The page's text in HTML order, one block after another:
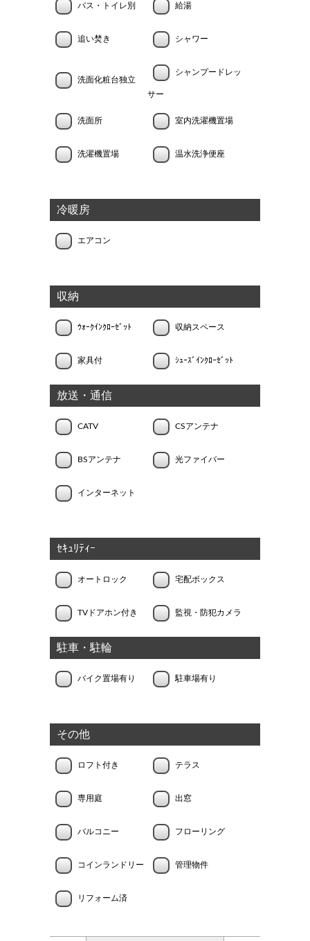
バス・トイレ別 給湯
追い焚き シャワー
洗面化粧台独立
シャンプードレッ
サー
洗面所 室内洗濯機置場
洗濯機置場 温水洗浄便座
冷暖房
エアコン
収納
ｳｫｰｸｲﾝｸﾛｰｾﾞｯﾄ 収納スペース
家具付 ｼｭｰｽﾞｲﾝｸﾛｰｾﾞｯﾄ
放送・通信
CATV CSアンテナ
BSアンテナ 光ファイバー
インターネット
ｾｷｭﾘﾃｨｰ
オートロック 宅配ボックス
TVドアホン付き 監視・防犯カメラ
駐車・駐輪
バイク置場有り 駐車場有り
その他
ロフト付き テラス
専用庭 出窓
バルコニー フローリング
コインランドリー 管理物件
リフォーム済